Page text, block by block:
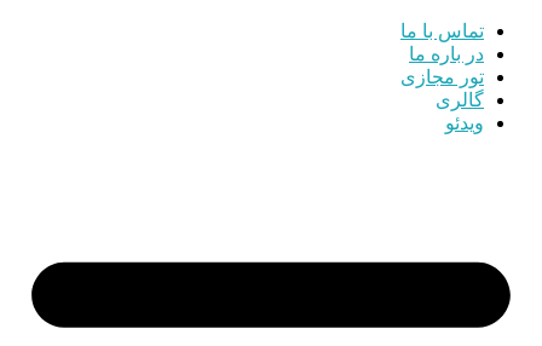
تماس با ما
در باره ما
تور مجازی
گالری
ویدئو